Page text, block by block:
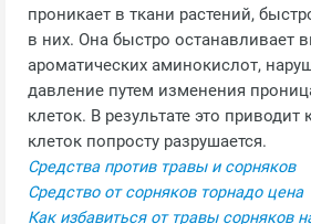
проникает в ткани растений,
в них. Она быстро останавливает
ароматических аминокислот,
давление путем изменения
клеток. В результате это приводит
клеток попросту разрушается.
Средства против травы и сорняков
Средство от сорняков торнадо цена
Как избавиться от травы сорняков